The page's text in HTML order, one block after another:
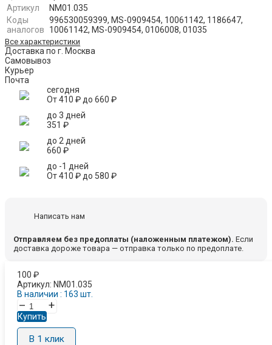
Артикул
NM01.035
Коды
аналогов
996530059399, MS-0909454, 10061142, 1186647,
10061142, MS-0909454, 0106008, 01035
Все характеристики
Доставка по г. Москва
Самовывоз
Курьер
Почта
сегодня
От410 ₽до 660 ₽
до 3 дней
351 ₽
до 2 дней
660 ₽
до -1 дней
От410 ₽до 580 ₽
Написать нам
Отправляем без предоплаты (наложенным платежом). Если
доставка дороже товара — отправка только по предоплате.
100 ₽
Артикул: NM01.035
В наличии : 163 шт.
– +
Купить
В 1 клик